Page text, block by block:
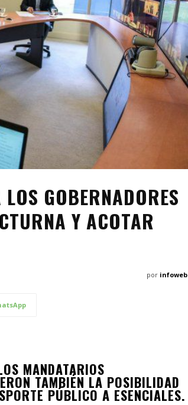
GOBERNADORES
Y ACOTAR
por infoweb
MANDATARIOS
TAMBIÉN LA POSIBILIDAD
PÚBLICO A ESENCIALES.